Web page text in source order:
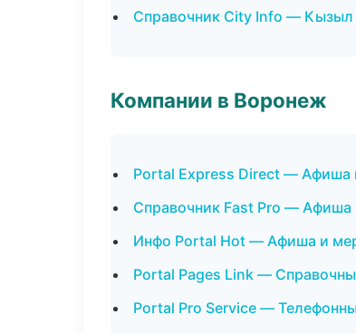
Справочник City Info — Кызыл
Компании в Воронеж
Portal Express Direct — Афиша
Справочник Fast Pro — Афиша
Инфо Portal Hot — Афиша и
Portal Pages Link —
Portal Pro Service —